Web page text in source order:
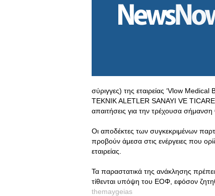
σύριγγες) της εταιρείας ‘Vlow
TEKNIK ALETLER SANAYI VE
απαιτήσεις για την τρέχουσα σήμανση
Οι αποδέκτες των συγκεκριμένων
προβούν άμεσα στις ενέργειες που
εταιρείας.
Τα παραστατικά της ανάκλησης
τίθενται υπόψη του ΕΟΦ, εφόσον
themaygeias